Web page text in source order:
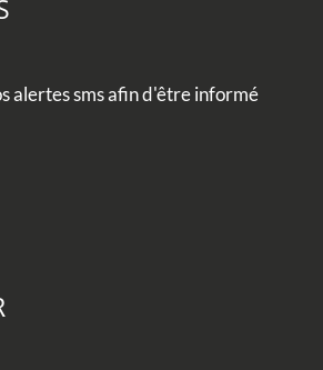
alertes sms afin d'être informé